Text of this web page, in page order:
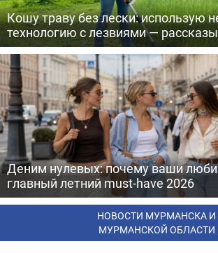
Кошу траву без лески: использую
технологию с лезвиями —
Деним нулевых: почему ваши
главный летний must-have 2026
НОВОСТИ МУРМАНСКА И
МУРМАНСКОЙ ОБЛАСТИ